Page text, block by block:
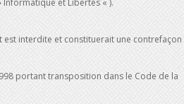
et Libertés « ).
interdite et constituerait une contrefaçon
portant transposition dans le Code de la